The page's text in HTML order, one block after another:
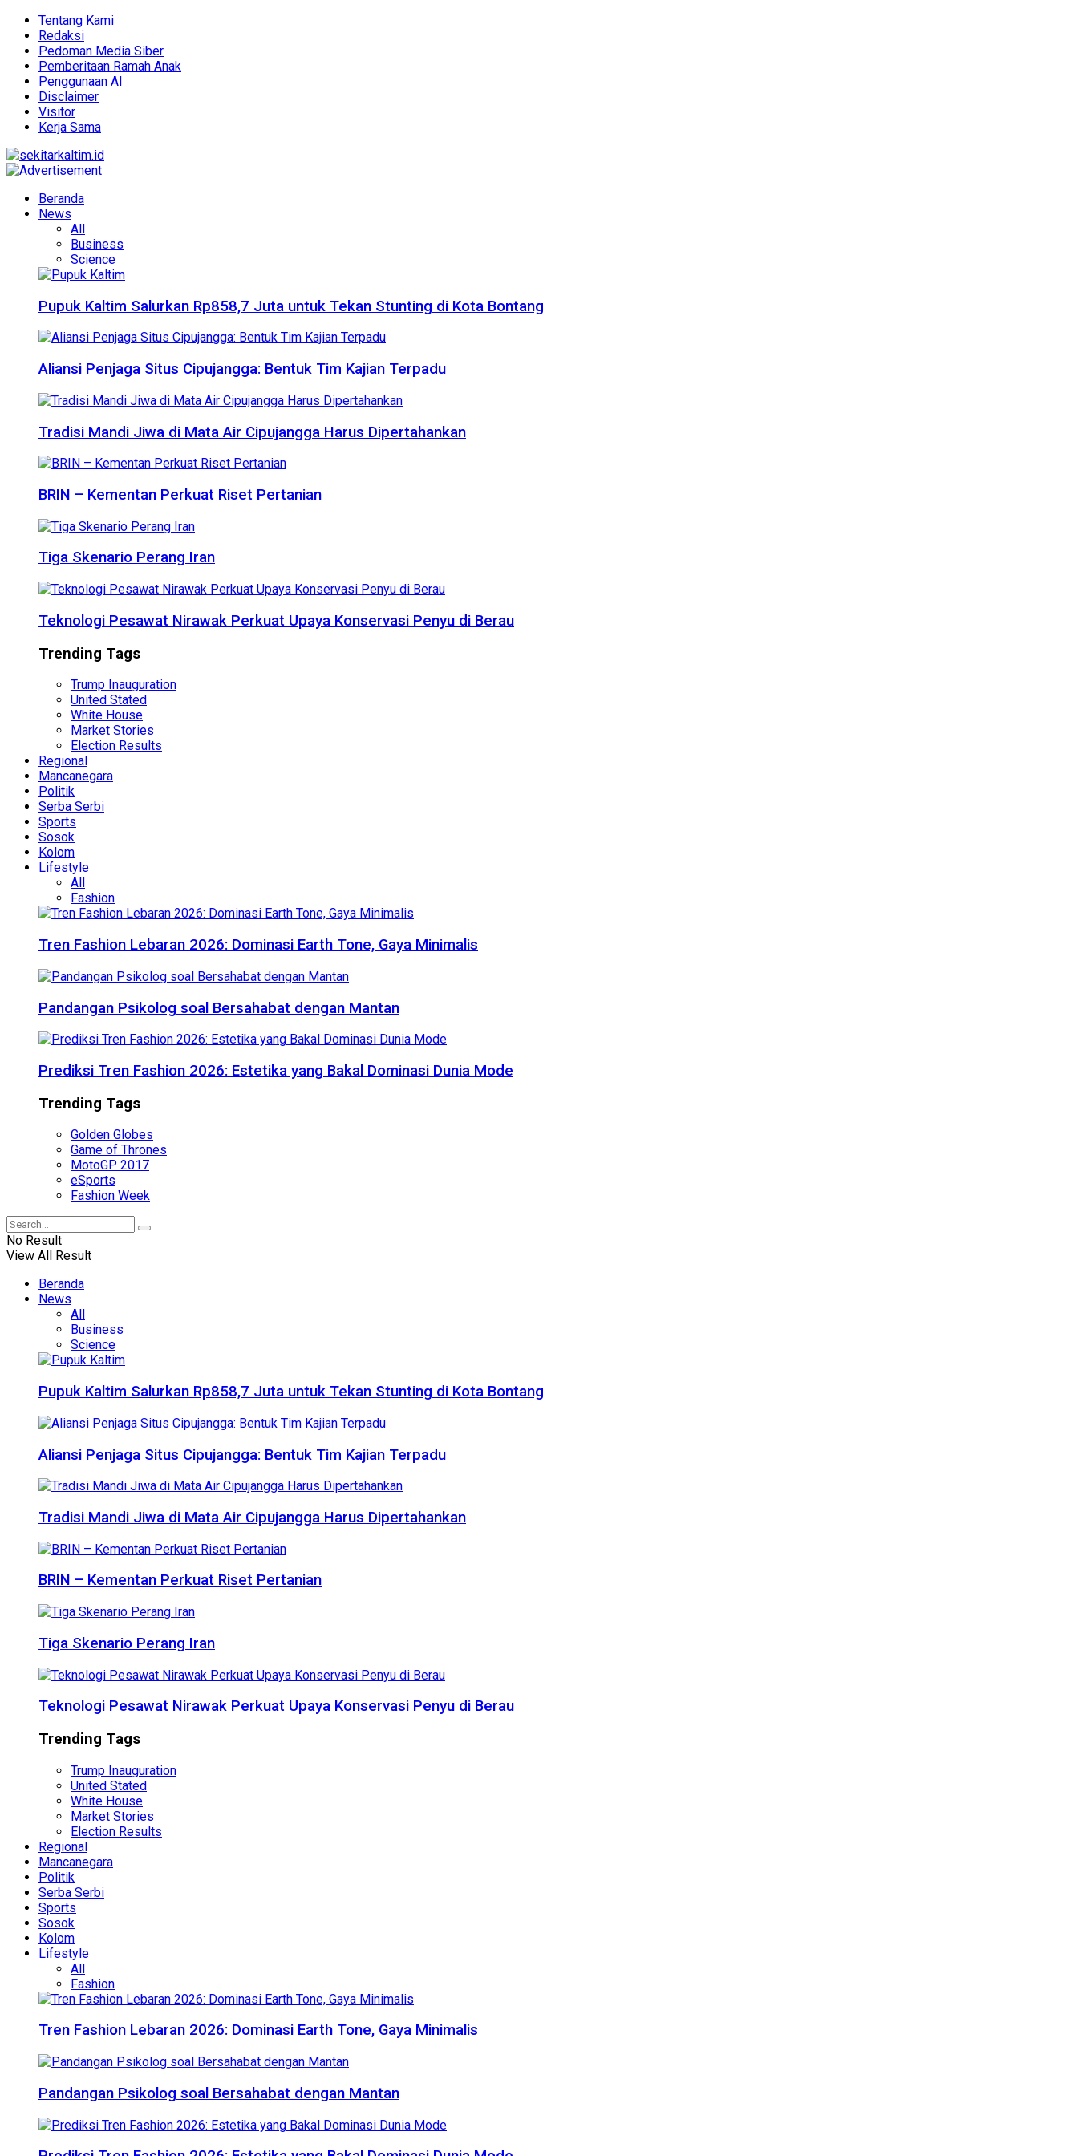
Tentang Kami
Redaksi
Pedoman Media Siber
Pemberitaan Ramah Anak
Penggunaan AI
Disclaimer
Visitor
Kerja Sama
Beranda
News
All
Business
Science
Pupuk Kaltim Salurkan Rp858,7 Juta untuk Tekan Stunting di Kota Bontang
Aliansi Penjaga Situs Cipujangga: Bentuk Tim Kajian Terpadu
Tradisi Mandi Jiwa di Mata Air Cipujangga Harus Dipertahankan
BRIN – Kementan Perkuat Riset Pertanian
Tiga Skenario Perang Iran
Teknologi Pesawat Nirawak Perkuat Upaya Konservasi Penyu di Berau
Trending Tags
Trump Inauguration
United Stated
White House
Market Stories
Election Results
Regional
Mancanegara
Politik
Serba Serbi
Sports
Sosok
Kolom
Lifestyle
All
Fashion
Tren Fashion Lebaran 2026: Dominasi Earth Tone, Gaya Minimalis
Pandangan Psikolog soal Bersahabat dengan Mantan
Prediksi Tren Fashion 2026: Estetika yang Bakal Dominasi Dunia Mode
Trending Tags
Golden Globes
Game of Thrones
MotoGP 2017
eSports
Fashion Week
No Result
View All Result
Beranda
News
All
Business
Science
Pupuk Kaltim Salurkan Rp858,7 Juta untuk Tekan Stunting di Kota Bontang
Aliansi Penjaga Situs Cipujangga: Bentuk Tim Kajian Terpadu
Tradisi Mandi Jiwa di Mata Air Cipujangga Harus Dipertahankan
BRIN – Kementan Perkuat Riset Pertanian
Tiga Skenario Perang Iran
Teknologi Pesawat Nirawak Perkuat Upaya Konservasi Penyu di Berau
Trending Tags
Trump Inauguration
United Stated
White House
Market Stories
Election Results
Regional
Mancanegara
Politik
Serba Serbi
Sports
Sosok
Kolom
Lifestyle
All
Fashion
Tren Fashion Lebaran 2026: Dominasi Earth Tone, Gaya Minimalis
Pandangan Psikolog soal Bersahabat dengan Mantan